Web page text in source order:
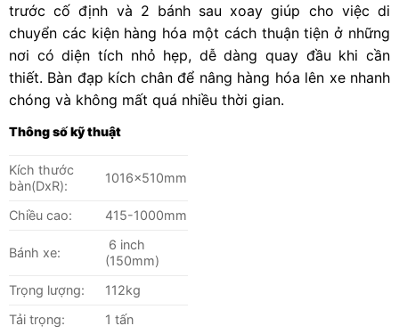
trước cố định và 2 bánh sau xoay giúp cho việc di
chuyển các kiện hàng hóa một cách thuận tiện ở những
nơi có diện tích nhỏ hẹp, dễ dàng quay đầu khi cần
thiết. Bàn đạp kích chân để nâng hàng hóa lên xe nhanh
chóng và không mất quá nhiều thời gian.
Thông số kỹ thuật
Kích thước
bàn(DxR):
1016x510mm
Chiều cao: 415-1000mm
Bánh xe:
6 inch
(150mm)
Trọng lượng:
112kg
Tải trọng:
1 tấn